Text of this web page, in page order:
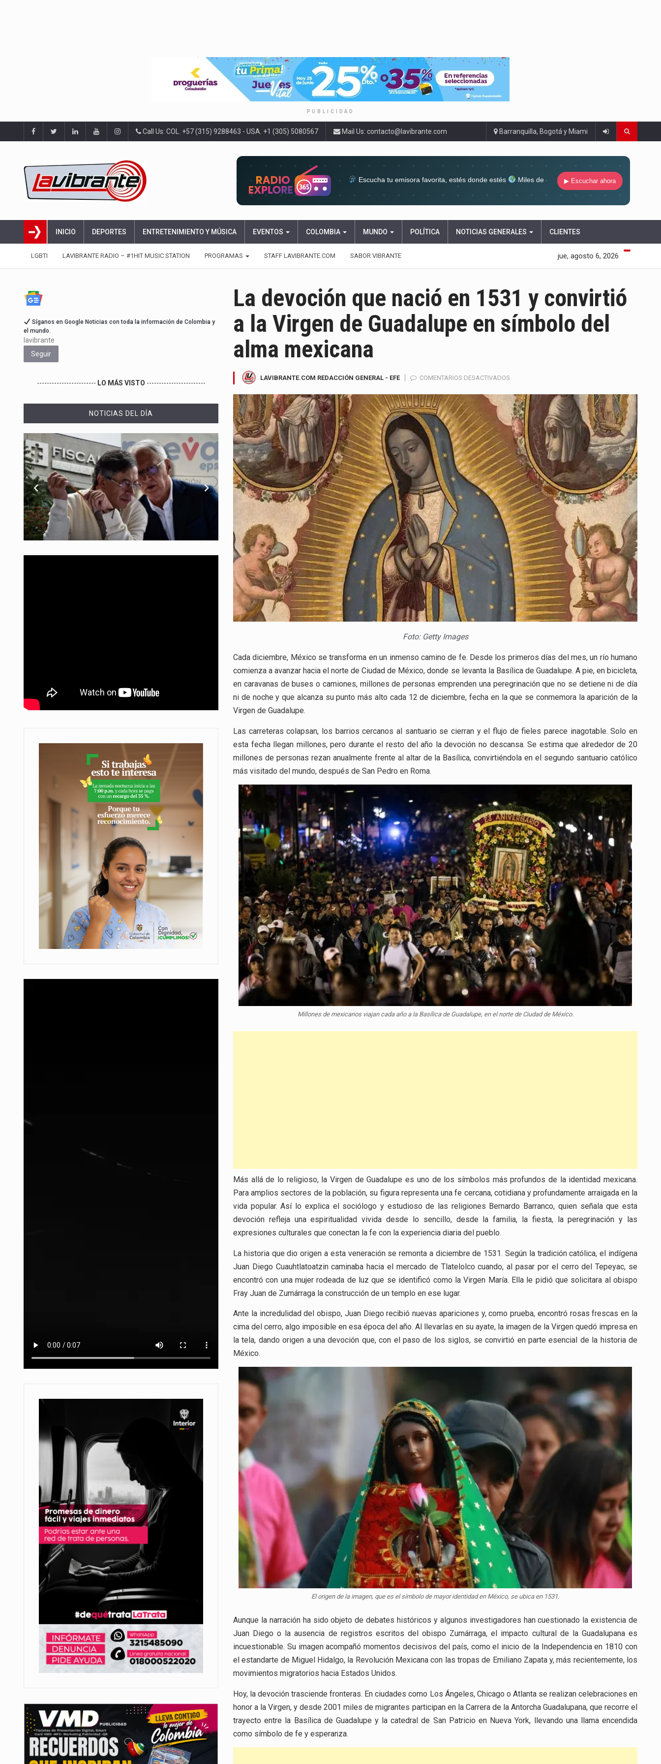
PUBLICIDAD
Call Us: COL. +57 (315) 9288463 - USA. +1 (305) 5080567 Mail Us: contacto@lavibrante.com Barranquilla, Bogotá y Miami
Escucha tu emisora favorita, estés donde estés
Miles de
▶ Escuchar ahora
INICIO DEPORTES ENTRETENIMIENTO Y MÚSICA EVENTOS COLOMBIA MUNDO POLÍTICA NOTICIAS GENERALES CLIENTES
LGBTI LAVIBRANTE RADIO – #1HIT MUSIC STATION PROGRAMAS STAFF LAVIBRANTE.COM SABOR VIBRANTE jue, agosto 6, 2026
La devoción que nació en 1531 y convirtió
a la Virgen de Guadalupe en símbolo del
alma mexicana
LAVIBRANTE.COM REDACCIÓN GENERAL - EFE COMENTARIOS DESACTIVADOS
DEVOCIÓN
QUE
NACIÓ
EN
1531
CONVIRTIÓ
A
LA
VIRGEN
DE
GUADALUPE
EN
SÍMBOLO
DEL
ALMA
MEXICANA
Foto: Getty Images
Cada diciembre, México se transforma en un inmenso camino de fe. Desde los primeros días del mes, un río humano
comienza a avanzar hacia el norte de Ciudad de México, donde se levanta la Basílica de Guadalupe. A pie, en bicicleta,
en caravanas de buses o camiones, millones de personas emprenden una peregrinación que no se detiene ni de día
ni de noche y que alcanza su punto más alto cada 12 de diciembre, fecha en la que se conmemora la aparición de la
Virgen de Guadalupe.
Las carreteras colapsan, los barrios cercanos al santuario se cierran y el flujo de fieles parece inagotable. Solo en
esta fecha llegan millones, pero durante el resto del año la devoción no descansa. Se estima que alrededor de 20
millones de personas rezan anualmente frente al altar de la Basílica, convirtiéndola en el segundo santuario católico
más visitado del mundo, después de San Pedro en Roma.
Millones de mexicanos viajan cada año a la Basílica de Guadalupe, en el norte de Ciudad de México.
Más allá de lo religioso, la Virgen de Guadalupe es uno de los símbolos más profundos de la identidad mexicana.
Para amplios sectores de la población, su figura representa una fe cercana, cotidiana y profundamente arraigada en la
vida popular. Así lo explica el sociólogo y estudioso de las religiones Bernardo Barranco, quien señala que esta
devoción refleja una espiritualidad vivida desde lo sencillo, desde la familia, la fiesta, la peregrinación y las
expresiones culturales que conectan la fe con la experiencia diaria del pueblo.
La historia que dio origen a esta veneración se remonta a diciembre de 1531. Según la tradición católica, el indígena
Juan Diego Cuauhtlatoatzin caminaba hacia el mercado de Tlatelolco cuando, al pasar por el cerro del Tepeyac, se
encontró con una mujer rodeada de luz que se identificó como la Virgen María. Ella le pidió que solicitara al obispo
Fray Juan de Zumárraga la construcción de un templo en ese lugar.
Ante la incredulidad del obispo, Juan Diego recibió nuevas apariciones y, como prueba, encontró rosas frescas en la
cima del cerro, algo imposible en esa época del año. Al llevarlas en su ayate, la imagen de la Virgen quedó impresa en
la tela, dando origen a una devoción que, con el paso de los siglos, se convirtió en parte esencial de la historia de
México.
El origen de la imagen, que es el símbolo de mayor identidad en México, se ubica en 1531.
Aunque la narración ha sido objeto de debates históricos y algunos investigadores han cuestionado la existencia de
Juan Diego o la ausencia de registros escritos del obispo Zumárraga, el impacto cultural de la Guadalupana es
incuestionable. Su imagen acompañó momentos decisivos del país, como el inicio de la Independencia en 1810 con
el estandarte de Miguel Hidalgo, la Revolución Mexicana con las tropas de Emiliano Zapata y, más recientemente, los
movimientos migratorios hacia Estados Unidos.
Hoy, la devoción trasciende fronteras. En ciudades como Los Ángeles, Chicago o Atlanta se realizan celebraciones en
honor a la Virgen, y desde 2001 miles de migrantes participan en la Carrera de la Antorcha Guadalupana, que recorre el
trayecto entre la Basílica de Guadalupe y la catedral de San Patricio en Nueva York, llevando una llama encendida
como símbolo de fe y esperanza.
Síganos en Google Noticias con toda la información de Colombia y
el mundo.
lavibrante
Seguir
------------------------ LO MÁS VISTO ------------------------
NOTICIAS DEL DÍA